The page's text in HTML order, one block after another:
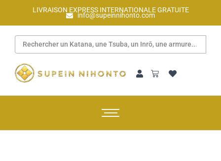
LIVRAISON EXPRESS INTERNATIONALE GRATUITE
info@supeinnihonto.com